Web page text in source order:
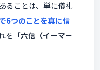
ることは、単に儀礼
6つのことを真に信
を 「六信（イーマー